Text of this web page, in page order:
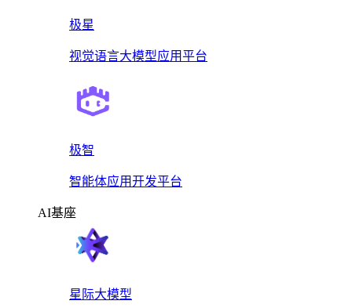
极星
视觉语言大模型应用平台
极智
智能体应用开发平台
AI基座
星际大模型